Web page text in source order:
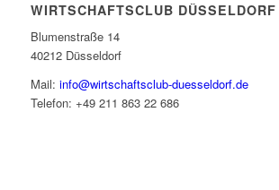
WIRTSCHAFTSCLUB DÜSSELDORF
Blumenstraße 14
40212 Düsseldorf
Mail: info@wirtschaftsclub-duesseldorf.de
Telefon: +49 211 863 22 686